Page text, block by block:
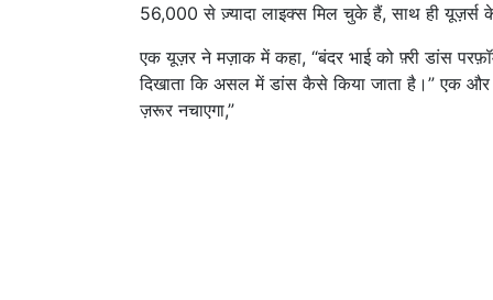
56,000 से ज़्यादा लाइक्स मिल चुके हैं, साथ ही यूज़र्स
एक यूज़र ने मज़ाक में कहा, “बंदर भाई को फ़्री डांस
दिखाता कि असल में डांस कैसे किया जाता है।” एक
ज़रूर नचाएगा,”